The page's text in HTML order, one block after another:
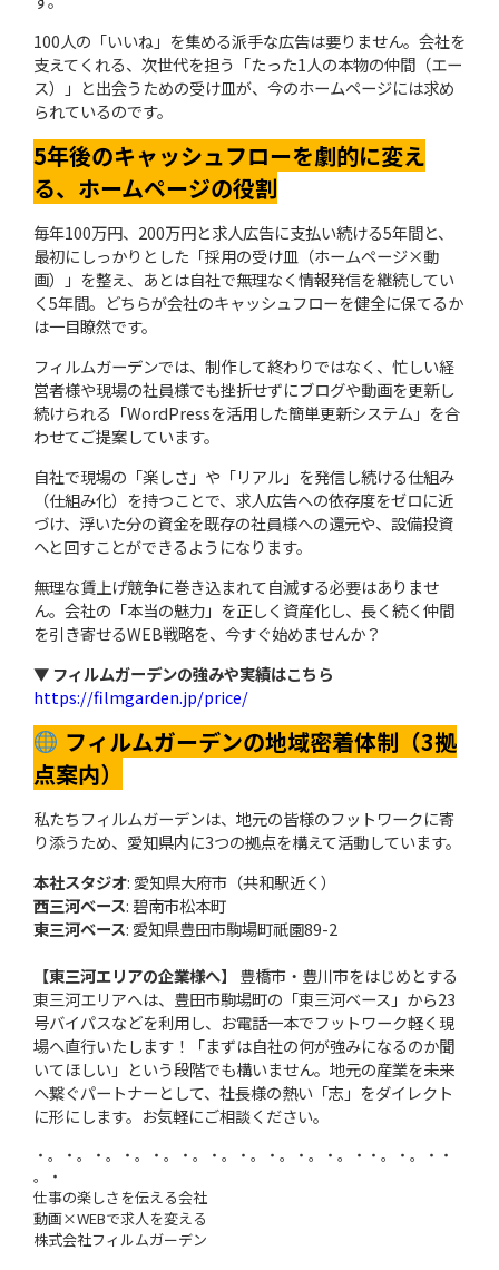
100人の「いいね」を集める派手な広告は要りません。会社を
支えてくれる、次世代を担う「たった1人の本物の仲間（エー
ス）」と出会うための受け皿が、今のホームページには求め
られているのです。
5年後のキャッシュフローを劇的に変え
る、ホームページの役割
毎年100万円、200万円と求人広告に支払い続ける5年間と、
最初にしっかりとした「採用の受け皿（ホームページ×動
画）」を整え、あとは自社で無理なく情報発信を継続してい
く5年間。どちらが会社のキャッシュフローを健全に保てるか
は一目瞭然です。
フィルムガーデンでは、制作して終わりではなく、忙しい経
営者様や現場の社員様でも挫折せずにブログや動画を更新し
続けられる「WordPressを活用した簡単更新システム」を合
わせてご提案しています。
自社で現場の「楽しさ」や「リアル」を発信し続ける仕組み
（仕組み化）を持つことで、求人広告への依存度をゼロに近
づけ、浮いた分の資金を既存の社員様への還元や、設備投資
へと回すことができるようになります。
無理な賃上げ競争に巻き込まれて自滅する必要はありませ
ん。会社の「本当の魅力」を正しく資産化し、長く続く仲間
を引き寄せるWEB戦略を、今すぐ始めませんか？
▼ フィルムガーデンの強みや実績はこちら
https://filmgarden.jp/price/
フィルムガーデンの地域密着体制（3拠
点案内）
私たちフィルムガーデンは、地元の皆様のフットワークに寄
り添うため、愛知県内に3つの拠点を構えて活動しています。
本社スタジオ: 愛知県大府市（共和駅近く）
西三河ベース: 碧南市松本町
東三河ベース: 愛知県豊田市駒場町祇園89-2
【東三河エリアの企業様へ】
豊橋市・豊川市をはじめとする
東三河エリアへは、豊田市駒場町の「東三河ベース」から23
号バイパスなどを利用し、お電話一本でフットワーク軽く現
場へ直行いたします！「まずは自社の何が強みになるのか聞
いてほしい」という段階でも構いません。地元の産業を未来
へ繋ぐパートナーとして、社長様の熱い「志」をダイレクト
に形にします。お気軽にご相談ください。
・。・。・。・。・。・。・。・。・。・。・。・・。・。・・
。・
仕事の楽しさを伝える会社
動画×WEBで求人を変える
株式会社フィルムガーデン